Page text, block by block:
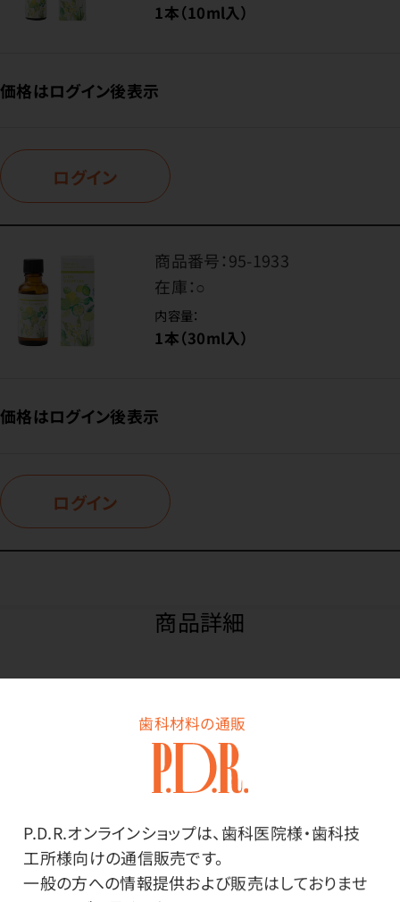
歯科材料の通販
P.D.R.オンラインショップは、歯科医院様・歯科技
工所様向けの通信販売です。
一般の方への情報提供および販売はしておりませ
1本（10ml入）
価格はログイン後表示
ログイン
商品番号：95-1933
在庫：○
内容量：
1本（30ml入）
価格はログイン後表示
ログイン
商品詳細
こぶみかんの葉やシークワーサー、プルメリアの魅惑な
甘さが香りたつ南国をイメージした香りです。
スッキリした香りです。